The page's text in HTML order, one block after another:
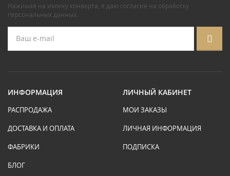
Нажимая на иконку конверта, я даю согласие на обработку
персональных данных.
ИНФОРМАЦИЯ
РАСПРОДАЖА
ДОСТАВКА И ОПЛАТА
ФАБРИКИ
БЛОГ
ЛИЧНЫЙ КАБИНЕТ
МОИ ЗАКАЗЫ
ЛИЧНАЯ ИНФОРМАЦИЯ
ПОДПИСКА